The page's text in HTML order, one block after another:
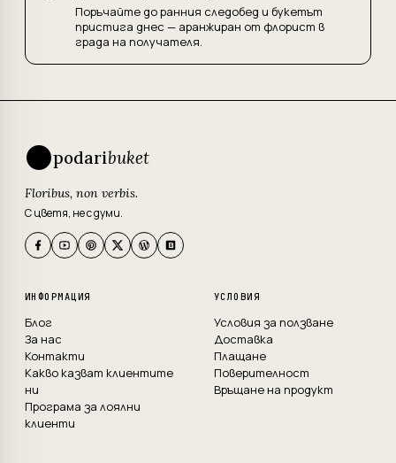
Поръчайте до ранния следобед и букетът
пристига днес — аранжиран от флорист в
града на получателя.
podaribuket
Floribus, non verbis.
С цветя, не с думи.
ИНФОРМАЦИЯ
Блог
За нас
Контакти
Какво казват клиентите
ни
Програма за лоялни
клиенти
УСЛОВИЯ
Условия за ползване
Доставка
Плащане
Поверителност
Връщане на продукт